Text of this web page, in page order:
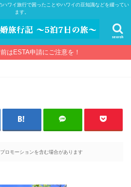
ワイ旅行で困ったことやハワイの豆知識などを綴ってい
ます。
search
はESTA申請にご注意を！
ロモーションを含む場合があります